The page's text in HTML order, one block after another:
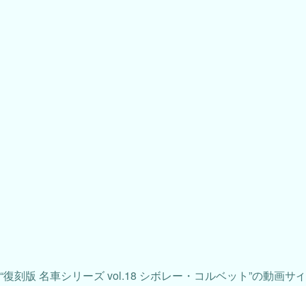
“復刻版 名車シリーズ vol.18 シボレー・コルベット”の動画サ